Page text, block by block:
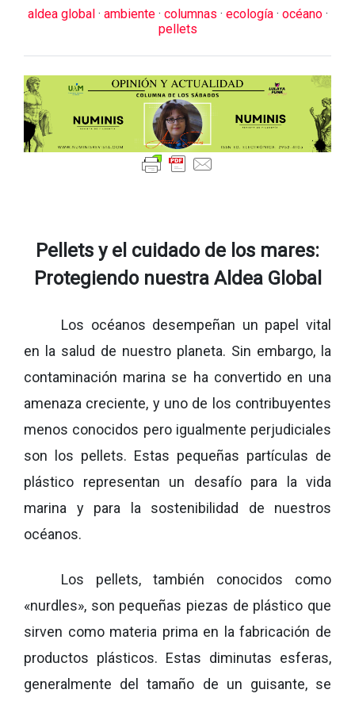
aldea global · ambiente · columnas · ecología · océano ·
pellets
Pellets y el cuidado de los mares:
Protegiendo nuestra Aldea Global
Los océanos desempeñan un papel vital
en la salud de nuestro planeta. Sin embargo, la
contaminación marina se ha convertido en una
amenaza creciente, y uno de los contribuyentes
menos conocidos pero igualmente perjudiciales
son los pellets. Estas pequeñas partículas de
plástico representan un desafío para la vida
marina y para la sostenibilidad de nuestros
océanos.
Los pellets, también conocidos como
«nurdles», son pequeñas piezas de plástico que
sirven como materia prima en la fabricación de
productos plásticos. Estas diminutas esferas,
generalmente del tamaño de un guisante, se